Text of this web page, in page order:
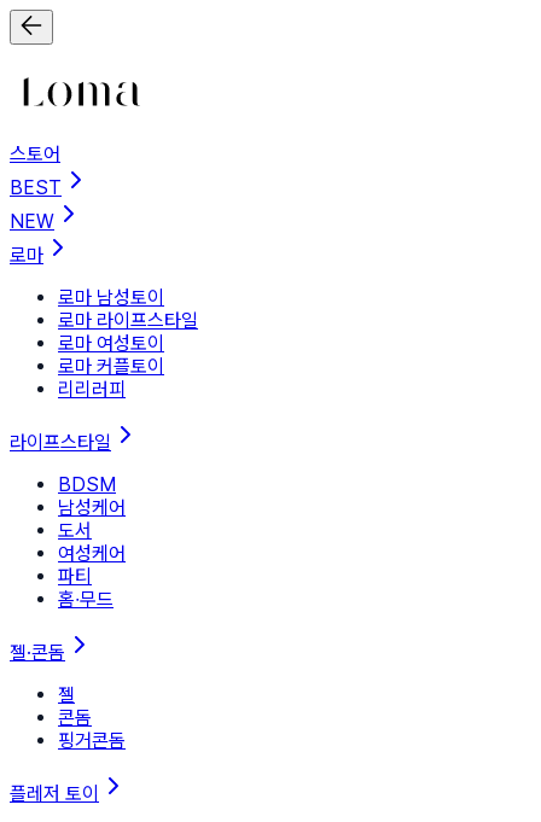
스토어
BEST
NEW
로마
로마 남성토이
로마 라이프스타일
로마 여성토이
로마 커플토이
리리러피
라이프스타일
BDSM
남성케어
도서
여성케어
파티
홈∙무드
젤·콘돔
젤
콘돔
핑거콘돔
플레저 토이